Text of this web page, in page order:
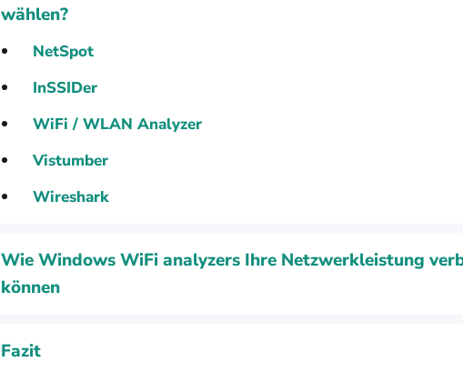
wählen?
NetSpot
InSSIDer
WiFi / WLAN Analyzer
Vistumber
Wireshark
Wie Windows WiFi analyzers Ihre Netzwerkleistung
können
Fazit